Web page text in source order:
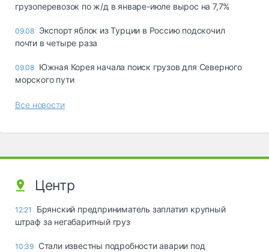
грузоперевозок по ж/д в январе-июле вырос на 7,7%
09.08 Экспорт яблок из Турции в Россию подскочил
почти в четыре раза
09.08 Южная Корея начала поиск грузов для Северного
морского пути
Все новости
Центр
12:21
Брянский предприниматель заплатил крупный
штраф за негабаритный груз
10:39 Стали известны подробности аварии под